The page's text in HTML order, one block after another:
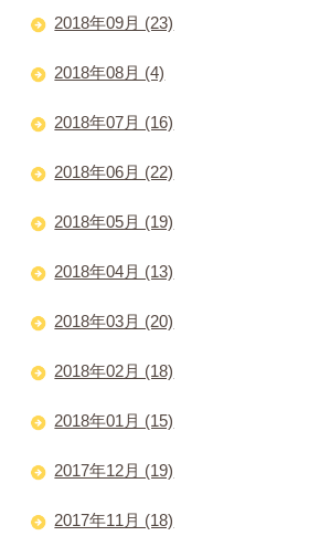
2018年09月 (23)
2018年08月 (4)
2018年07月 (16)
2018年06月 (22)
2018年05月 (19)
2018年04月 (13)
2018年03月 (20)
2018年02月 (18)
2018年01月 (15)
2017年12月 (19)
2017年11月 (18)